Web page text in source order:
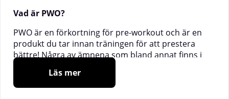
Vad är PWO?
PWO är en förkortning för pre-workout och är en
produkt du tar innan träningen för att prestera
bättre! Några av ämnena som bland annat finns i
cutrullinmalat och arginin.
Läs mer